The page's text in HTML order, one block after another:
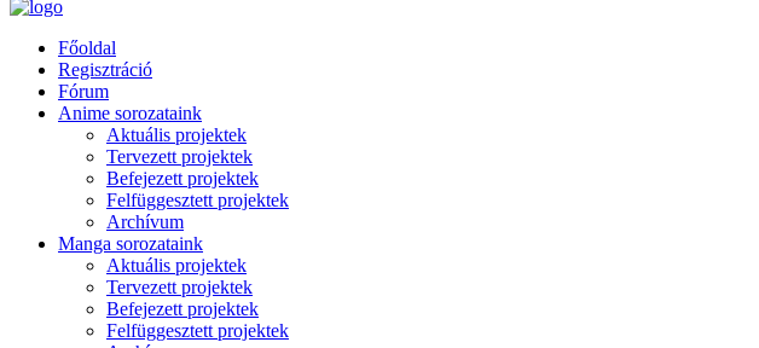
Főoldal
Regisztráció
Fórum
Anime sorozataink
Aktuális projektek
Tervezett projektek
Befejezett projektek
Felfüggesztett projektek
Archívum
Manga sorozataink
Aktuális projektek
Tervezett projektek
Befejezett projektek
Felfüggesztett projektek